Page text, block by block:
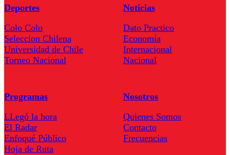
Deportes
Colo Colo
Seleccion Chilena
Universidad de Chile
Torneo Nacional
Noticias
Dato Practico
Economía
Internacional
Nacional
Programas
LLegó la hora
El Radar
Enfoqué Público
Hoja de Ruta
Nosotros
Quienes Somos
Contacto
Frecuencias